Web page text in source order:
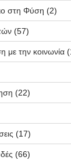
στη Φύση (2)
(57)
με την κοινωνία
(22)
(17)
(66)